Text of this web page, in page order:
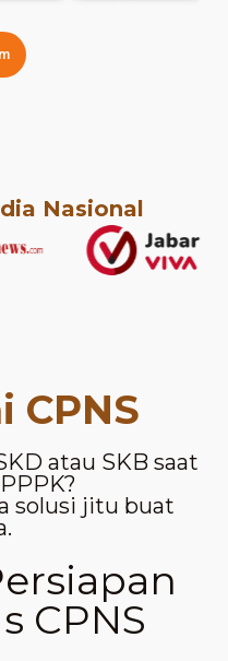
Nasional
CPNS
atau SKB saat
solusi jitu buat
CPNS